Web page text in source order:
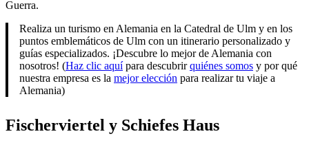
Guerra.
Realiza un turismo en Alemania en la Catedral de Ulm y en los
puntos emblemáticos de Ulm con un itinerario personalizado y
guías especializados. ¡Descubre lo mejor de Alemania con
nosotros! (Haz clic aquípara descubrirquiénes somos y por qué
nuestra empresa es la mejor elección para realizar tu viaje a
Alemania)
Fischerviertel y Schiefes Haus